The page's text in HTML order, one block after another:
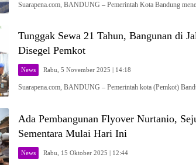
Suarapena.com, BANDUNG – Pemerintah Kota Bandung
Tunggak Sewa 21 Tahun, Bangunan di
Disegel Pemkot
News Rabu, 5 November 2025 | 14:18
Suarapena.com, BANDUNG – Pemerintah kota (Pemkot)
Ada Pembangunan Flyover Nurtanio,
Sementara Mulai Hari Ini
News Rabu, 15 Oktober 2025 | 12:44